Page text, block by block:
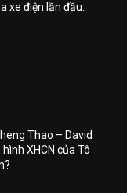
xe điện lần đầu.
Thao – David
XHCN của Tô